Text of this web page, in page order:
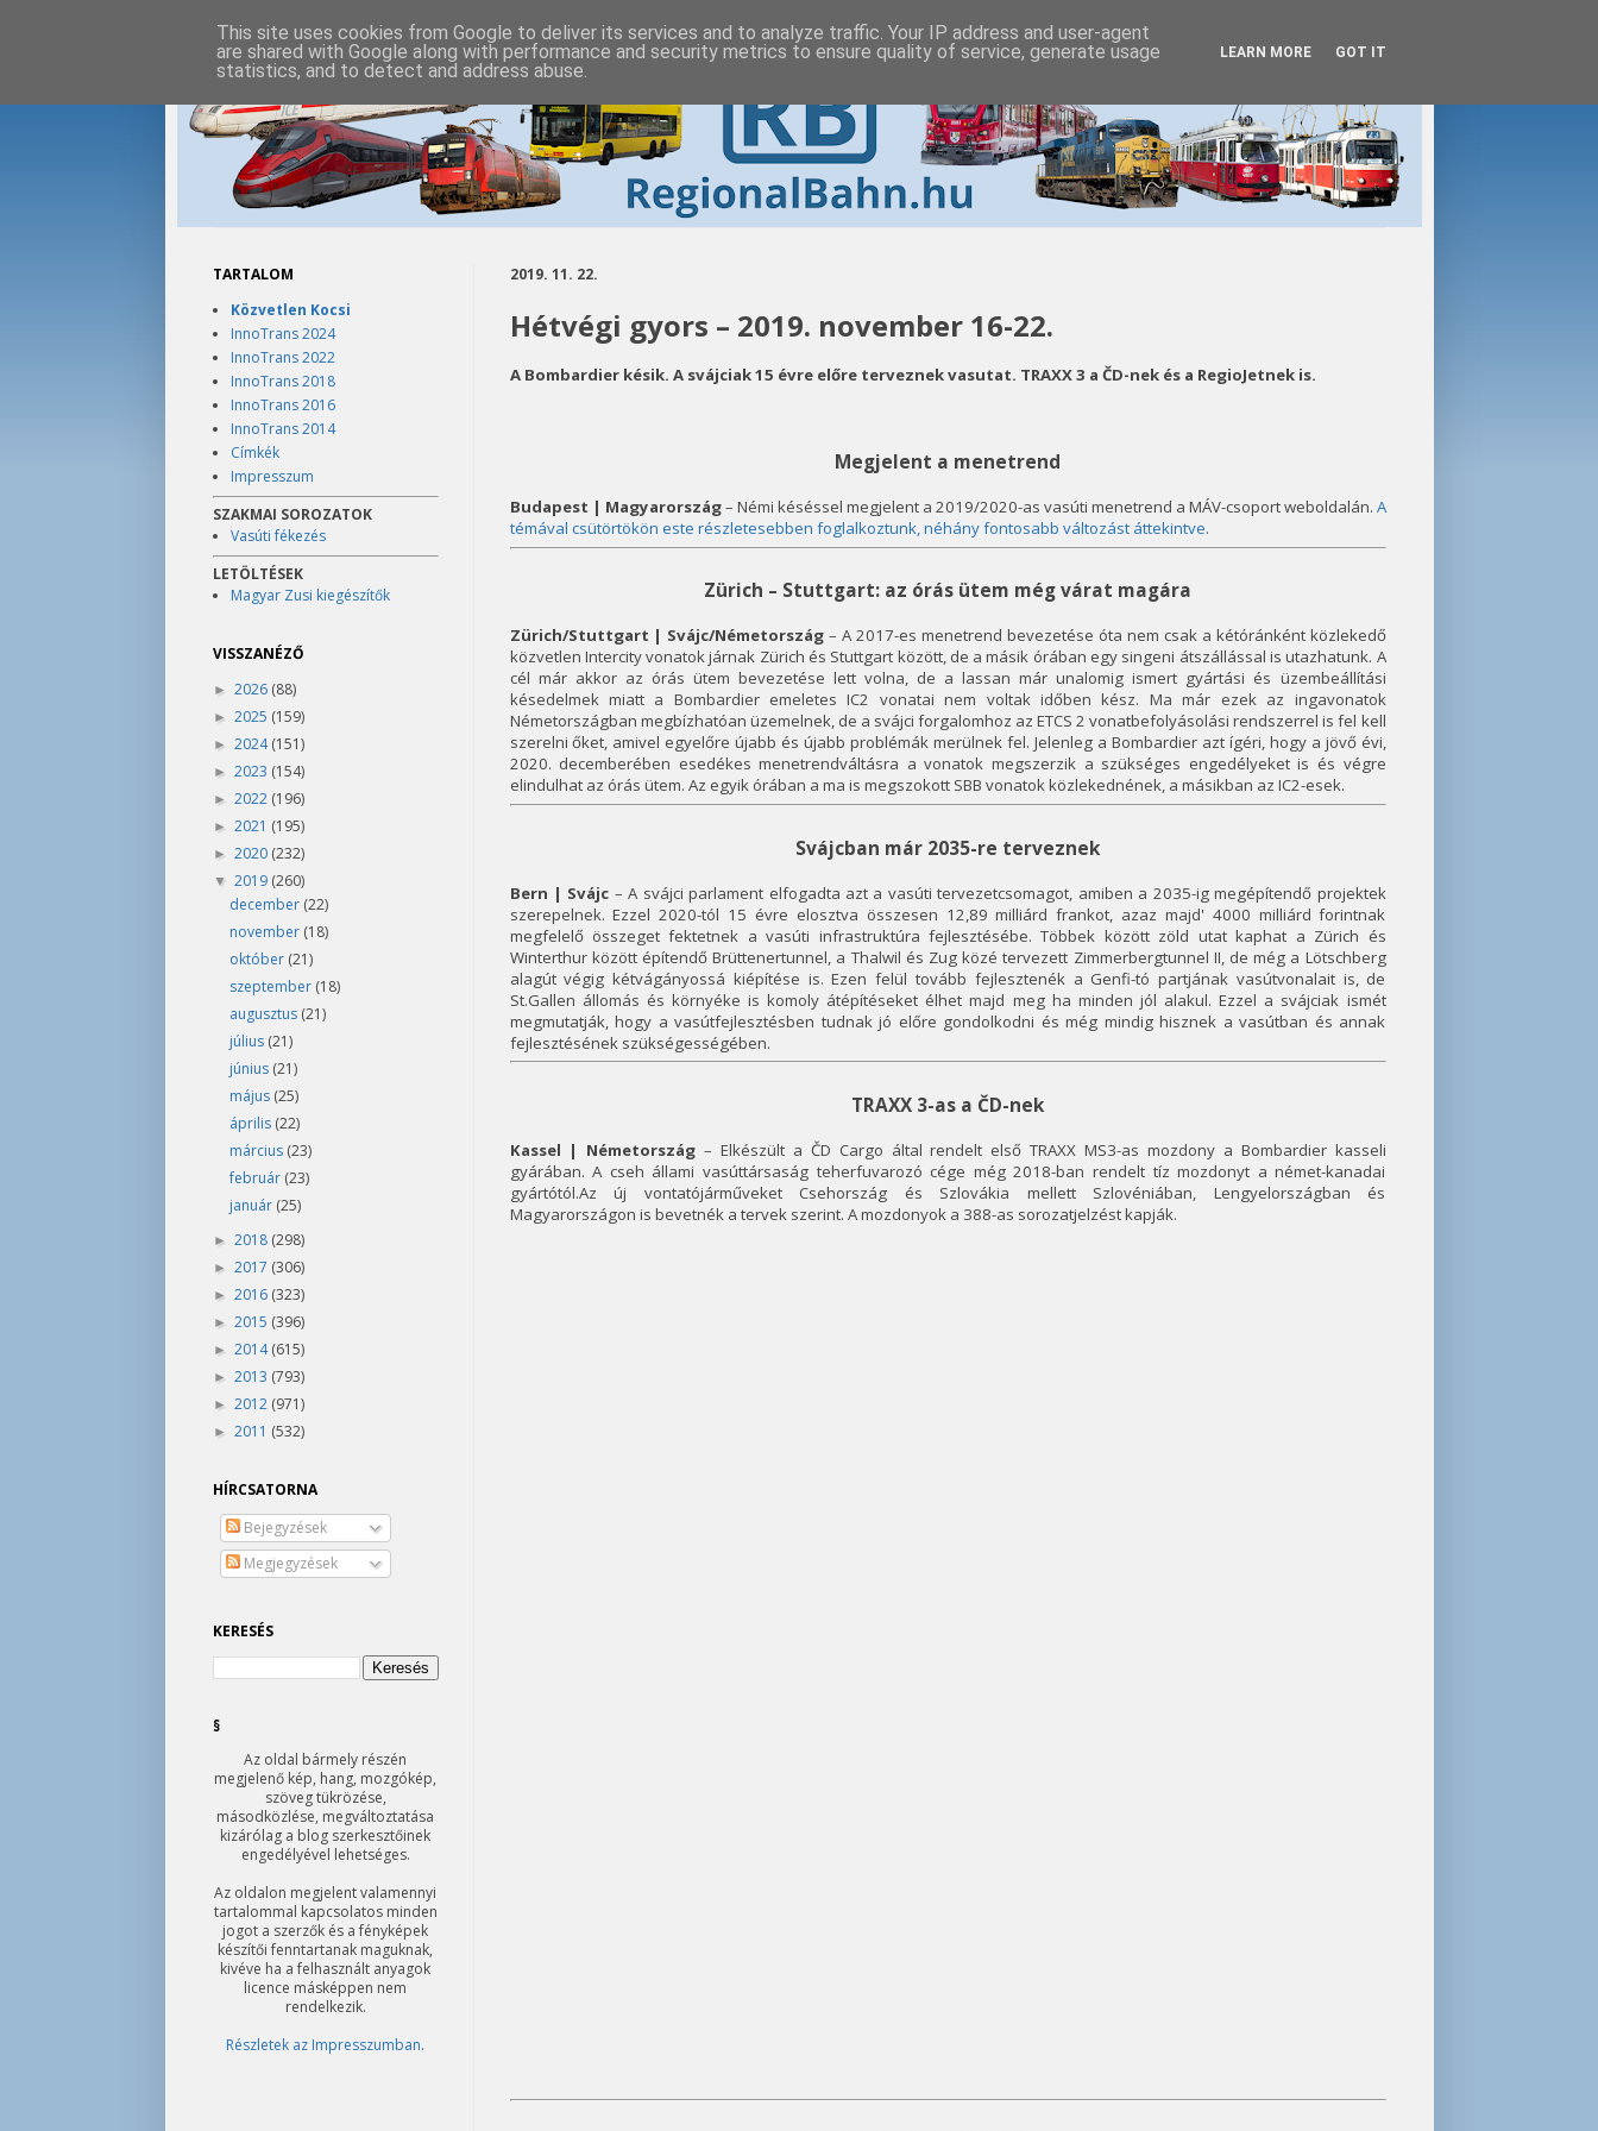
2019. 11. 22.
Hétvégi gyors – 2019. november 16-22.
A Bombardier késik. A svájciak 15 évre előre terveznek vasutat. TRAXX 3 a ČD-nek és a RegioJetnek is.
Megjelent a menetrend
Budapest | Magyarország– Némi késéssel megjelent a 2019/2020-as vasúti menetrend a MÁV-csoport weboldalán. A
témával csütörtökön este részletesebben foglalkoztunk, néhány fontosabb változást áttekintve.
Zürich – Stuttgart: az órás ütem még várat magára
Zürich/Stuttgart | Svájc/Németország – A 2017-es menetrend bevezetése óta nem csak a kétóránként közlekedő
közvetlen Intercity vonatok járnak Zürich és Stuttgart között, de a másik órában egy singeni átszállással is utazhatunk. A
cél már akkor az órás ütem bevezetése lett volna, de a lassan már unalomig ismert gyártási és üzembeállítási
késedelmek miatt a Bombardier emeletes IC2 vonatai nem voltak időben kész. Ma már ezek az ingavonatok
Németországban megbízhatóan üzemelnek, de a svájci forgalomhoz az ETCS 2 vonatbefolyásolási rendszerrel is fel kell
szerelni őket, amivel egyelőre újabb és újabb problémák merülnek fel. Jelenleg a Bombardier azt ígéri, hogy a jövő évi,
2020. decemberében esedékes menetrendváltásra a vonatok megszerzik a szükséges engedélyeket is és végre
elindulhat az órás ütem. Az egyik órában a ma is megszokott SBB vonatok közlekednének, a másikban az IC2-esek.
Svájcban már 2035-re terveznek
Bern | Svájc – A svájci parlament elfogadta azt a vasúti tervezetcsomagot, amiben a 2035-ig megépítendő projektek
szerepelnek. Ezzel 2020-tól 15 évre elosztva összesen 12,89 milliárd frankot, azaz majd' 4000 milliárd forintnak
megfelelő összeget fektetnek a vasúti infrastruktúra fejlesztésébe. Többek között zöld utat kaphat a Zürich és
Winterthur között építendő Brüttenertunnel, a Thalwil és Zug közé tervezett Zimmerbergtunnel II, de még a Lötschberg
alagút végig kétvágányossá kiépítése is. Ezen felül tovább fejlesztenék a Genfi-tó partjának vasútvonalait is, de
St.Gallen állomás és környéke is komoly átépítéseket élhet majd meg ha minden jól alakul. Ezzel a svájciak ismét
megmutatják, hogy a vasútfejlesztésben tudnak jó előre gondolkodni és még mindig hisznek a vasútban és annak
fejlesztésének szükségességében.
TRAXX 3-as a ČD-nek
Kassel | Németország – Elkészült a ČD Cargo által rendelt első TRAXX MS3-as mozdony a Bombardier kasseli
gyárában. A cseh állami vasúttársaság teherfuvarozó cége még 2018-ban rendelt tíz mozdonyt a német-kanadai
gyártótól.Az új vontatójárműveket Csehország és Szlovákia mellett Szlovéniában, Lengyelországban és
Magyarországon is bevetnék a tervek szerint. A mozdonyok a 388-as sorozatjelzést kapják.
TARTALOM
Közvetlen Kocsi
InnoTrans 2024
InnoTrans 2022
InnoTrans 2018
InnoTrans 2016
InnoTrans 2014
Címkék
Impresszum
SZAKMAI SOROZATOK
Vasúti fékezés
LETÖLTÉSEK
Magyar Zusi kiegészítők
VISSZANÉZŐ
► 2026 (88)
► 2025 (159)
► 2024(151)
► 2023 (154)
► 2022 (196)
► 2021 (195)
► 2020 (232)
▼ 2019 (260)
december (22)
november (18)
október (21)
szeptember (18)
augusztus (21)
július (21)
június (21)
május (25)
április (22)
március (23)
február (23)
január (25)
► 2018 (298)
► 2017 (306)
► 2016 (323)
► 2015 (396)
► 2014(615)
► 2013 (793)
► 2012 (971)
► 2011 (532)
HÍRCSATORNA
Bejegyzések
Megjegyzések
KERESÉS
§
Az oldal bármely részén
megjelenő kép, hang, mozgókép,
szöveg tükrözése,
másodközlése, megváltoztatása
kizárólag a blog szerkesztőinek
engedélyével lehetséges.
Az oldalon megjelent valamennyi
tartalommal kapcsolatos minden
jogot a szerzők és a fényképek
készítői fenntartanak maguknak,
kivéve ha a felhasznált anyagok
licence másképpen nem
rendelkezik.
Részletek az Impresszumban.
This site uses cookies from Google to deliver its services and to analyze traffic. Your IP address and user-agent
are shared with Google along with performance and security metrics to ensure quality of service, generate usage
statistics, and to detect and address abuse.
LEARN MORE GOT IT